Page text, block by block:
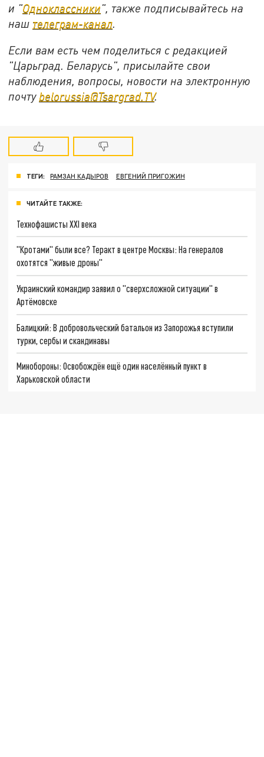
и "Одноклассники", также подписывайтесь на
наш телеграм-канал
Если вам есть чем поделиться с редакцией
"Царьград. Беларусь", присылайте свои
наблюдения, вопросы, новости на электронную
почту belorussia@Tsargrad.TV.
ТЕГИ: РАМЗАН КАДЫРОВ ЕВГЕНИЙ ПРИГОЖИН
ЧИТАЙТЕ ТАКЖЕ:
Технофашисты XXI века
"Кротами" были все? Теракт в центре Москвы: На генералов
охотятся "живые дроны"
Украинский командир заявил о "сверхсложной ситуации" в
Артёмовске
Балицкий: В добровольческий батальон из Запорожья вступили
турки, сербы и скандинавы
Минобороны: Освобождён ещё один населённый пункт в
Харьковской области